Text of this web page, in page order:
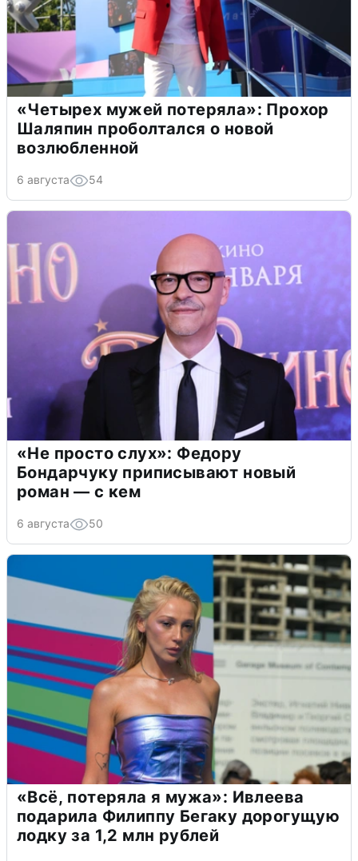
«Четырех мужей потеряла»: Прохор
Шаляпин проболтался о новой
возлюбленной
6 августа 54
«Не просто слух»: Федору
Бондарчуку приписывают новый
роман — с кем
6 августа 50
«Всё, потеряла я мужа»: Ивлеева
подарила Филиппу Бегаку дорогущую
лодку за 1,2 млн рублей